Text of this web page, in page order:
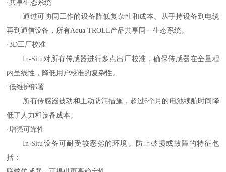
·共享生态系统
通过可协同工作的设备降低复杂性和成本。从手持设备到电缆
再到通信设备，所有Aqua TROLL产品共享同一生态系统。
·3D工厂校准
In-Situ对所有传感器进行多点出厂校准，确保传感器在全量程
内呈线性，降低用户校准的复杂性。
·低维护部署
所有传感器被动和主动防污措施，超过6个月的电池续航时间降
低了人力和设备成本。
·增强可靠性
In-Situ设备可耐受较恶劣的环境。防止破损或故障的特征包
括：